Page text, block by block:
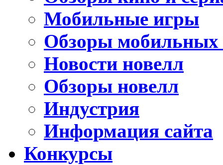
Мобильные игры
Обзоры мобильных
Новости новелл
Обзоры новелл
Индустрия
Информация сайта
Конкурсы